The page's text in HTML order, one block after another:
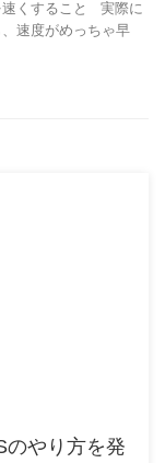
速くすること 実際に
速度がめっちゃ早
のやり方を発